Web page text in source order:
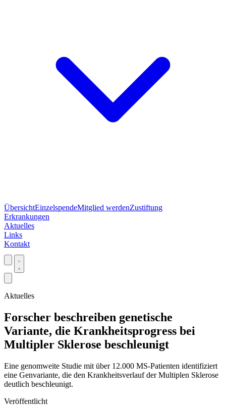
ÜbersichtEinzelspendeMitglied werdenZustiftung
Erkrankungen
Aktuelles
Links
Kontakt
Aktuelles
Forscher beschreiben genetische
Variante, die Krankheitsprogress bei
Multipler Sklerose beschleunigt
Eine genomweite Studie mit über 12.000 MS-Patienten identifiziert
eine Genvariante, die den Krankheitsverlauf der Multiplen Sklerose
deutlich beschleunigt.
Veröffentlicht